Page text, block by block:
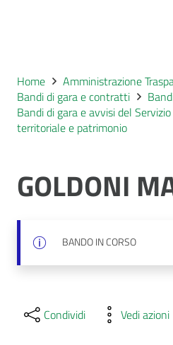
Home
Amministrazione
Bandi di gara e contratti
Bandi di gara e avvisi del
territoriale e patrimonio
GOLDONI
BANDO IN CORSO
Condividi Vedi azioni